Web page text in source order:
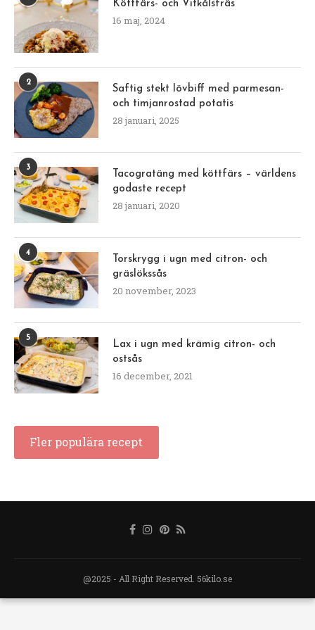
Köttfärs- och Vitkålsfräs
16 maj, 2024
2
Saftig stekt lövbiff med parmesan-
och timjanrostad potatis
28 januari, 2025
3
Tacogratäng med köttfärs – världens
godaste recept
28 januari, 2020
4
Torskrygg i ugn med citron- och
gräslökssås
20 november, 2023
5
Lax i ugn med krämig citron- och
ostsås
16 december, 2021
Fler populära recept
@2025 - All Right Reserved. 56kilo.se